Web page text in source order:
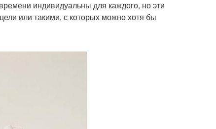
индивидуальны для каждого, но эти
или такими, с которых можно хотя бы